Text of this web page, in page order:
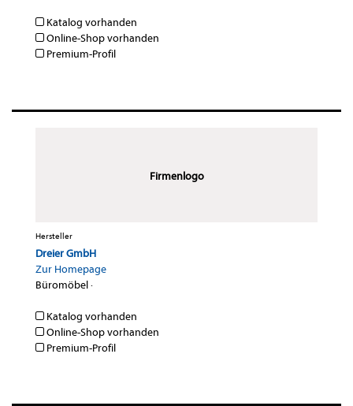
Katalog vorhanden
Online-Shop vorhanden
Premium-Profil
Firmenlogo
Hersteller
Dreier GmbH
Zur Homepage
Büromöbel·
Katalog vorhanden
Online-Shop vorhanden
Premium-Profil